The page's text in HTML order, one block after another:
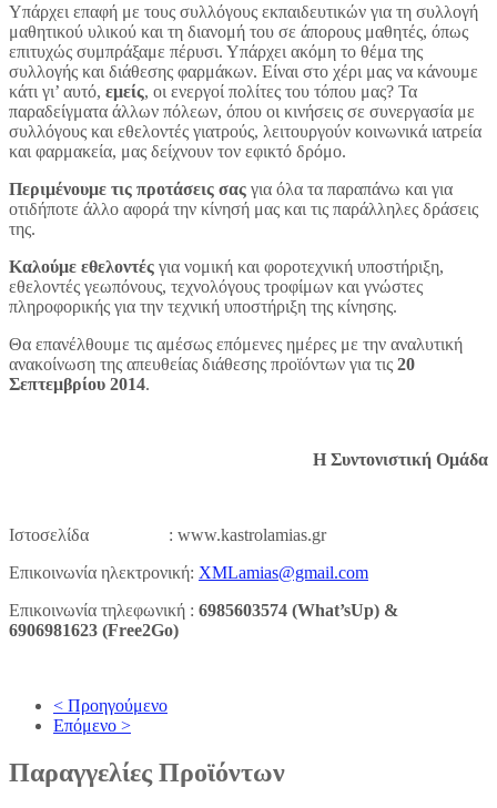
Υπάρχει επαφή με τους συλλόγους εκπαιδευτικών για τη συλλογή
μαθητικού υλικού και τη διανομή του σε άπορους μαθητές, όπως
επιτυχώς συμπράξαμε πέρυσι. Υπάρχει ακόμη το θέμα της
συλλογής και διάθεσης φαρμάκων. Είναι στο χέρι μας να κάνουμε
κάτι γι’ αυτό, εμείς, οι ενεργοί πολίτες του τόπου μας? Τα
παραδείγματα άλλων πόλεων, όπου οι κινήσεις σε συνεργασία με
συλλόγους και εθελοντές γιατρούς, λειτουργούν κοινωνικά ιατρεία
και φαρμακεία, μας δείχνουν τον εφικτό δρόμο.
Περιμένουμε τις προτάσεις σας για όλα τα παραπάνω και για
οτιδήποτε άλλο αφορά την κίνησή μας και τις παράλληλες δράσεις
της.
Καλούμε εθελοντές για νομική και φοροτεχνική υποστήριξη,
εθελοντές γεωπόνους, τεχνολόγους τροφίμων και γνώστες
πληροφορικής για την τεχνική υποστήριξη της κίνησης.
Θα επανέλθουμε τις αμέσως επόμενες ημέρες με την αναλυτική
ανακοίνωση της απευθείας διάθεσης προϊόντων για τις 20
Σεπτεμβρίου 2014.
Η Συντονιστική Ομάδα
Ιστοσελίδα : www.kastrolamias.gr
Επικοινωνία ηλεκτρονική: XMLamias@gmail.com
Επικοινωνία τηλεφωνική : 6985603574 (What’sUp) &
6906981623 (Free2Go)
< Προηγούμενο
Επόμενο >
Παραγγελίες Προϊόντων